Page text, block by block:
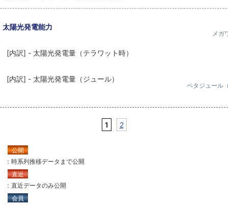
太陽光発電能力
メガ
[内訳] - 太陽光発電量（テラワット時）
[内訳] - 太陽光発電量（ジュール）
ペタジュール
1 2
公開
：時系列推移データまで公開
直近
：直近データのみ公開
会員